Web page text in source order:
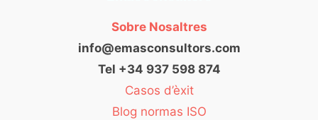
Sobre Nosaltres
info@emasconsultors.com
Tel +34 937 598 874
Casos d’èxit
Blog normas ISO